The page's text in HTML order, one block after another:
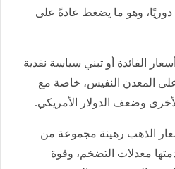
دوريًا، وهو ما يضغط عادةً على
الفائدة أو تبني سياسة نقدية
المعدن النفيس، خاصة مع
وضعف الدولار الأمريكي.
الذهب رهينة مجموعة من
معدلات التضخم، وقوة